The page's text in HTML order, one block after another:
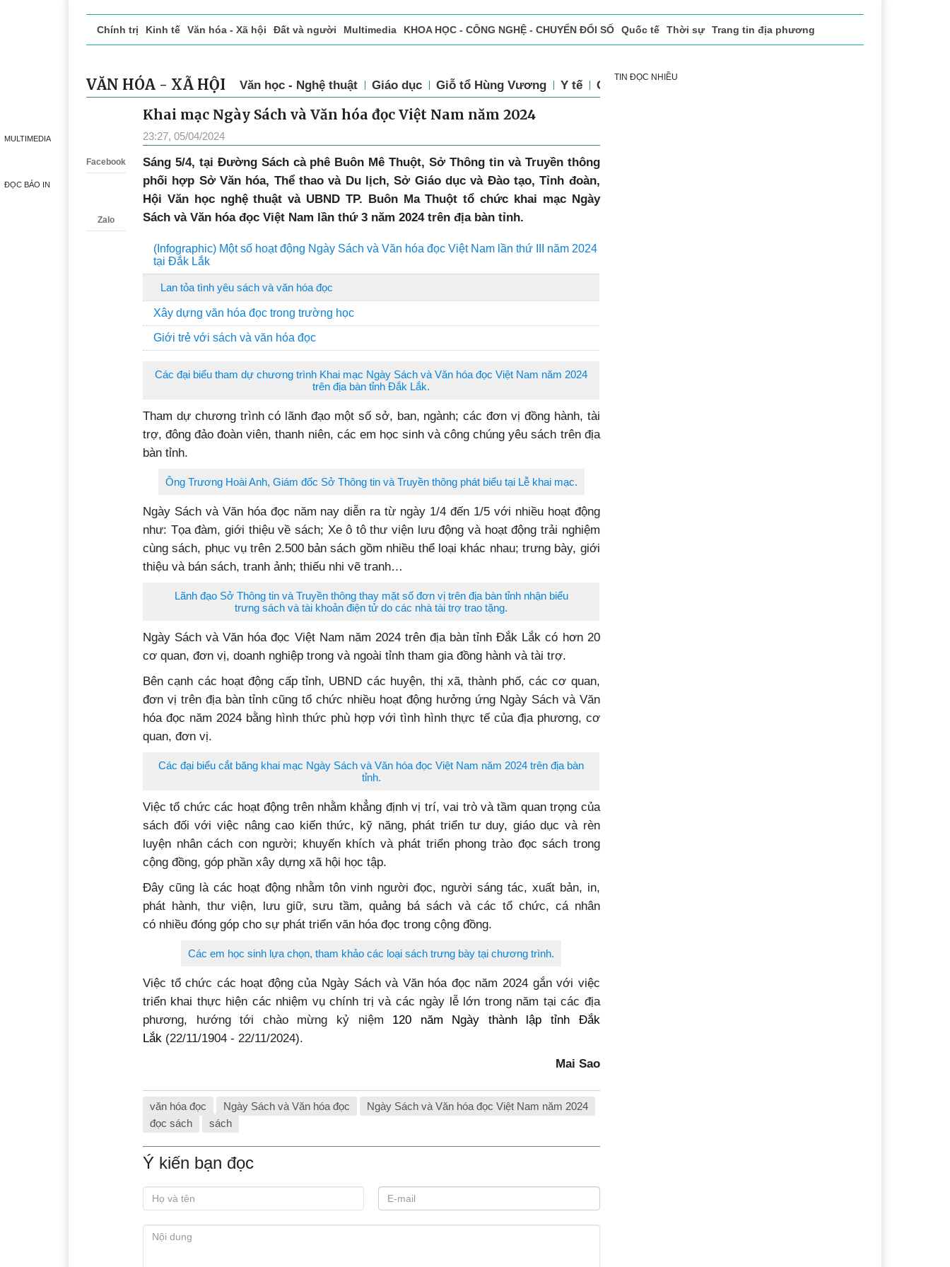
MULTIMEDIA
ĐỌC BÁO IN
Chính trị Kinh tế Văn hóa - Xã hội Đất và người Multimedia KHOA HỌC - CÔNG NGHỆ - CHUYỂN ĐỔI SỐ Quốc tế Thời sự Trang tin địa phương
VĂN HÓA - XÃ HỘI Văn học - Nghệ thuật Giáo dục Giỗ tổ Hùng Vương Y tế Chính sách xã hội
Facebook
Zalo
Khai mạc Ngày Sách và Văn hóa đọc Việt Nam năm 2024
23:27, 05/04/2024
Sáng 5/4, tại Đường Sách cà phê Buôn Mê Thuột, Sở Thông tin và Truyền thông
phối hợp Sở Văn hóa, Thể thao và Du lịch, Sở Giáo dục và Đào tạo, Tỉnh đoàn,
Hội Văn học nghệ thuật và UBND TP. Buôn Ma Thuột tổ chức khai mạc Ngày
Sách và Văn hóa đọc Việt Nam lần thứ 3 năm 2024 trên địa bàn tỉnh.
(Infographic) Một số hoạt động Ngày Sách và Văn hóa đọc Việt Nam lần thứ III năm 2024
tại Đắk Lắk
Lan tỏa tình yêu sách và văn hóa đọc
Xây dựng văn hóa đọc trong trường học
Giới trẻ với sách và văn hóa đọc
Các đại biểu tham dự chương trình Khai mạc Ngày Sách và Văn hóa đọc Việt Nam năm 2024
trên địa bàn tỉnh Đắk Lắk.
Tham dự chương trình có lãnh đạo một số sở, ban, ngành; các đơn vị đồng hành, tài
trợ, đông đảo đoàn viên, thanh niên, các em học sinh và công chúng yêu sách trên địa
bàn tỉnh.
Ông Trương Hoài Anh, Giám đốc Sở Thông tin và Truyền thông phát biểu tại Lễ khai mạc.
Ngày Sách và Văn hóa đọc năm nay diễn ra từ ngày 1/4 đến 1/5 với nhiều hoạt động
như: Tọa đàm, giới thiệu về sách; Xe ô tô thư viện lưu động và hoạt động trải nghiệm
cùng sách, phục vụ trên 2.500 bản sách gồm nhiều thể loại khác nhau; trưng bày, giới
thiệu và bán sách, tranh ảnh; thiếu nhi vẽ tranh…
Lãnh đạo Sở Thông tin và Truyền thông thay mặt số đơn vị trên địa bàn tỉnh nhận biểu
trưng sách và tài khoản điện tử do các nhà tài trợ trao tặng.
Ngày Sách và Văn hóa đọc Việt Nam năm 2024 trên địa bàn tỉnh Đắk Lắk có hơn 20
cơ quan, đơn vị, doanh nghiệp trong và ngoài tỉnh tham gia đồng hành và tài trợ.
Bên cạnh các hoạt động cấp tỉnh, UBND các huyện, thị xã, thành phố, các cơ quan,
đơn vị trên địa bàn tỉnh cũng tổ chức nhiều hoạt động hưởng ứng Ngày Sách và Văn
hóa đọc năm 2024 bằng hình thức phù hợp với tình hình thực tế của địa phương, cơ
quan, đơn vị.
Các đại biểu cắt băng khai mạc Ngày Sách và Văn hóa đọc Việt Nam năm 2024 trên địa bàn
tỉnh.
Việc tổ chức các hoạt động trên nhằm khẳng định vị trí, vai trò và tầm quan trọng của
sách đối với việc nâng cao kiến thức, kỹ năng, phát triển tư duy, giáo dục và rèn
luyện nhân cách con người; khuyến khích và phát triển phong trào đọc sách trong
cộng đồng, góp phần xây dựng xã hội học tập.
Đây cũng là các hoạt động nhằm tôn vinh người đọc, người sáng tác, xuất bản, in,
phát hành, thư viện, lưu giữ, sưu tầm, quảng bá sách và các tổ chức, cá nhân
có nhiều đóng góp cho sự phát triển văn hóa đọc trong cộng đồng.
Các em học sinh lựa chọn, tham khảo các loại sách trưng bày tại chương trình.
Việc tổ chức các hoạt động của Ngày Sách và Văn hóa đọc năm 2024 gắn với việc
triển khai thực hiện các nhiệm vụ chính trị và các ngày lễ lớn trong năm tại các địa
phương, hướng tới chào mừng kỷ niệm 120 năm Ngày thành lập tỉnh Đắk
Lắk (22/11/1904 - 22/11/2024).
Mai Sao
văn hóa đọc Ngày Sách và Văn hóa đọc
Ngày Sách và Văn hóa đọc Việt Nam năm 2024
đọc sách
sách
Ý kiến bạn đọc
TIN ĐỌC NHIỀU